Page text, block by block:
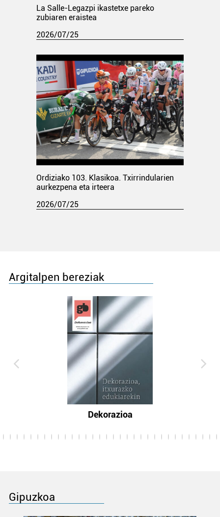
La Salle-Legazpi ikastetxe pareko
zubiaren eraistea
2026/07/25
Ordiziako 103. Klasikoa. Txirrindularien
aurkezpena eta irteera
2026/07/25
Argitalpen bereziak
Dekorazioa
Gipuzkoa